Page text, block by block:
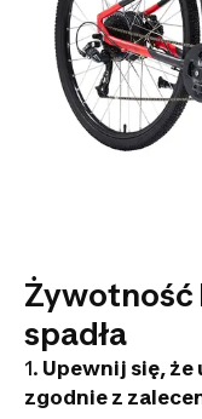
Żywotność
spadła
1. Upewnij się,
zgodnie z